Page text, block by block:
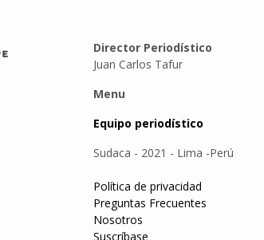
Director Periodístico
Juan Carlos Tafur
Menu
Equipo periodístico
Sudaca - 2021 - Lima -Perú
Política de privacidad
Preguntas Frecuentes
Nosotros
Suscríbase